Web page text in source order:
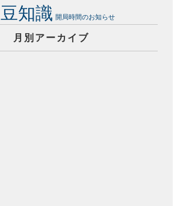
豆知識 開局時間のお知らせ
月別アーカイブ